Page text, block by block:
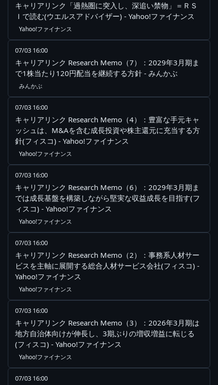
キャリアリンク「過熱圏に突入し、深追い禁物」＝ＲＳ
Ｉで読む(ウエルスアドバイザー) - Yahoo!ファイナンス
Yahoo!ファイナンス
07/03 16:00
キャリアリンク Research Memo（7）：2029年3月期ま
で1株当たり120円配当を継続する方針 - みんかぶ
みんかぶ
07/03 16:00
キャリアリンク Research Memo（4）：豊富な手元キャ
ッシュは、M&Aを含む成長投資や株主還元に充当する方
針(フィスコ) - Yahoo!ファイナンス
Yahoo!ファイナンス
07/03 16:00
キャリアリンク Research Memo（6）：2029年3月期ま
では成長基盤を構築しながら堅実な収益成長を目指す(フ
ィスコ) - Yahoo!ファイナンス
Yahoo!ファイナンス
07/03 16:00
キャリアリンク Research Memo（2）：事務系人材サー
ビスを主軸に展開する総合人材サービス会社(フィスコ) -
Yahoo!ファイナンス
Yahoo!ファイナンス
07/03 16:00
キャリアリンク Research Memo（3）：2026年3月期は
地方自治体向けが伸長し、3期ぶりの増収増益に転じる
(フィスコ) - Yahoo!ファイナンス
Yahoo!ファイナンス
07/03 16:00